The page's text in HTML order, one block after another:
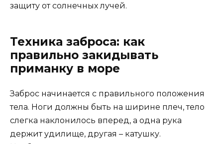
защиту от солнечных лучей.
Техника заброса: как
правильно закидывать
приманку в море
Заброс начинается с правильного положения
тела. Ноги должны быть на ширине плеч, тело
слегка наклонилось вперед, а одна рука
держит удилище, другая – катушку.